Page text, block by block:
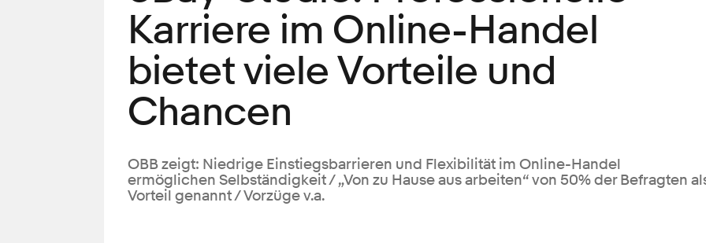
Karriere im Online-Handel
bietet viele Vorteile und
Chancen
OBB zeigt: Niedrige Einstiegsbarrieren und Flexibilität im Online-Handel
ermöglichen Selbständigkeit / „Von zu Hause aus arbeiten“ von 50% der Befragten
Vorteil genannt / Vorzüge v.a.